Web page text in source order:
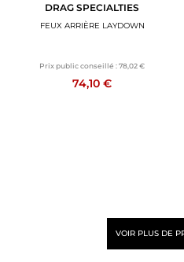
DRAG SPECIALTIES
FEUX ARRIÈRE LAYDOWN
Prix public conseillé :78,02 €
74,10 €
VOIR PLUS DE